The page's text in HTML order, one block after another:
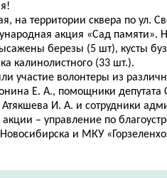
на территории сквера по ул.
акция «Сад памяти».
березы (5 шт), кусты
калинолистного (33 шт.).
участие волонтеры из
Е. А., помощники депутата
И. А. и сотрудники
– управление по
и МКУ